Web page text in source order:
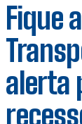
Fique
alerta